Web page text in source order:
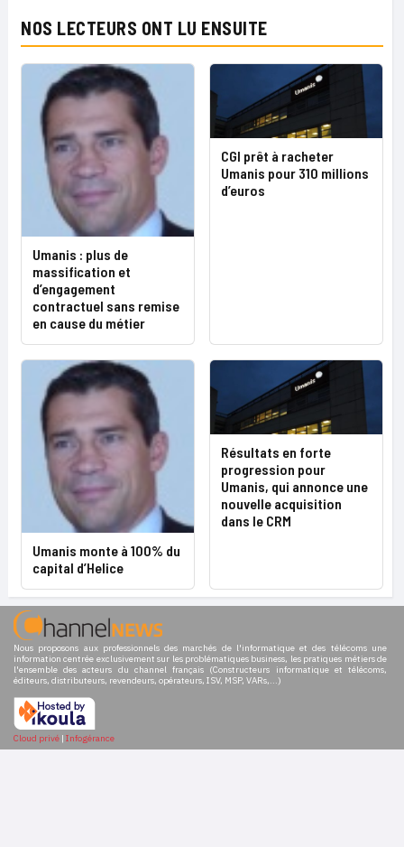
NOS LECTEURS ONT LU ENSUITE
Umanis : plus de
massification et
d’engagement
contractuel sans remise
en cause du métier
CGI prêt à racheter
Umanis pour 310 millions
d’euros
Umanis monte à 100% du
capital d’Helice
Résultats en forte
progression pour
Umanis, qui annonce une
nouvelle acquisition
dans le CRM
Nous proposons aux professionnels des marchés de l'informatique et des télécoms une
information centrée exclusivement sur les problématiques business, les pratiques métiers de
l'ensemble des acteurs du channel français (Constructeurs informatique et télécoms,
éditeurs, distributeurs, revendeurs, opérateurs, ISV, MSP, VARs,...)
Cloud privé | Infogérance